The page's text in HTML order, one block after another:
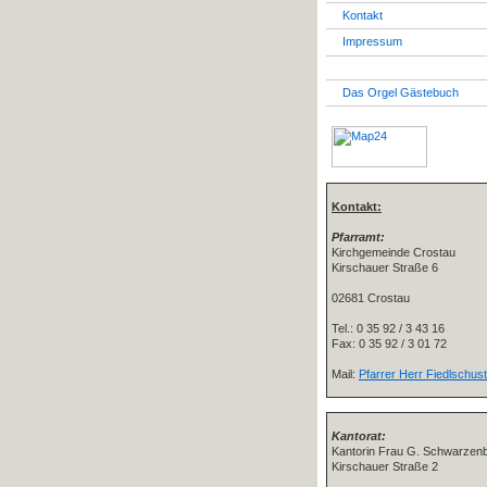
Kontakt
Impressum
Das Orgel Gästebuch
Kontakt:
Pfarramt:
Kirchgemeinde Crostau
Kirschauer Straße 6
02681 Crostau
Tel.: 0 35 92 / 3 43 16
Fax: 0 35 92 / 3 01 72
Mail: Pfarrer Herr
Kantorat:
Kantorin Frau G.
Kirschauer Straße 2